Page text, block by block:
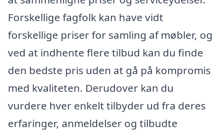
Forskellige fagfolk kan have vidt
forskellige priser for samling af møbler, og
ved at indhente flere tilbud kan du finde
den bedste pris uden at gå på kompromis
med kvaliteten. Derudover kan du
vurdere hver enkelt tilbyder ud fra deres
erfaringer, anmeldelser og tilbudte